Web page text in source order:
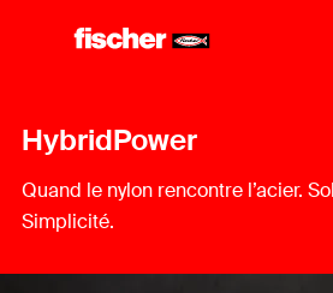
HybridPower
Quand le nylon rencontre l’acier. Solidité. Sécurité.
Simplicité.